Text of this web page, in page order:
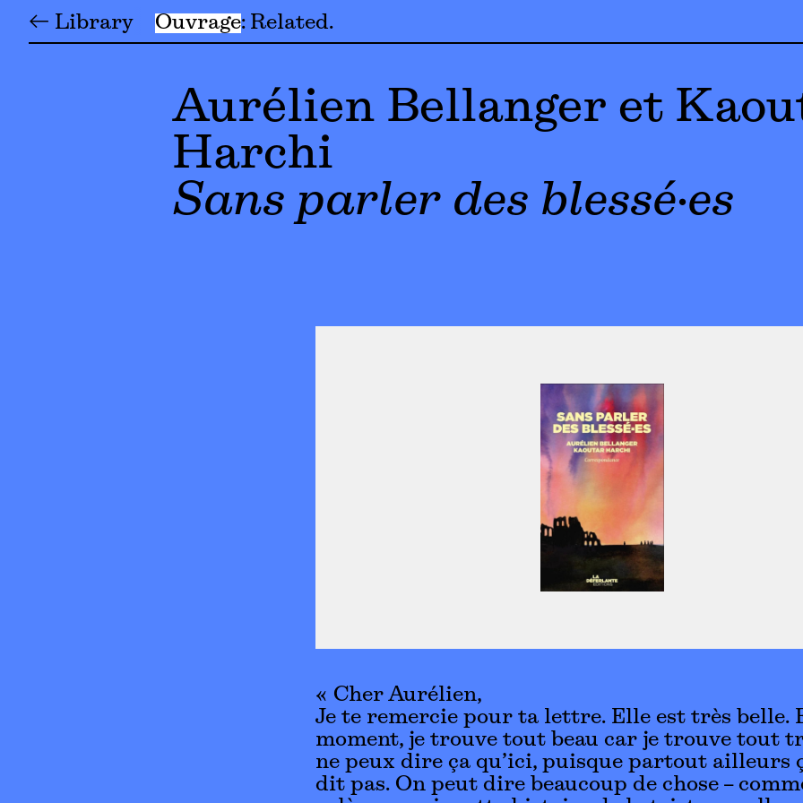
← Library Ouvrage Related
Aurélien Bellanger et
Harchi
Sans parler des blessé·es
« Cher Aurélien,
Je te remercie pour ta lettre. Elle est très belle.
moment, je trouve tout beau car je trouve tout
ne peux dire ça qu’ici, puisque partout ailleurs
dit pas. On peut dire beaucoup de chose –